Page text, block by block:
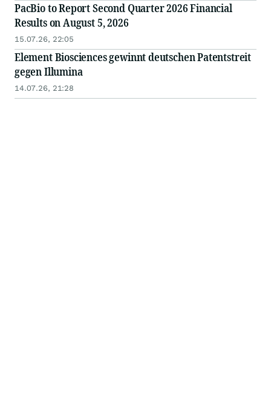
PacBio to Report Second Quarter 2026 Financial
Results on August 5, 2026
15.07.26, 22:05
Element Biosciences gewinnt deutschen Patentstreit
gegen Illumina
14.07.26, 21:28